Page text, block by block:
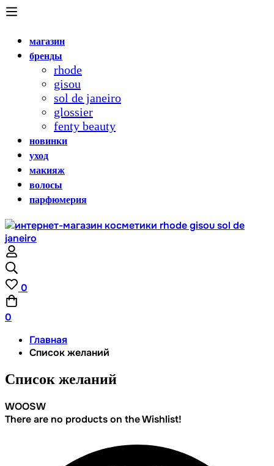
магазин
бренды
rhode
gisou
sol de janeiro
glossier
fenty beauty
новинки
уход
макияж
волосы
парфюмерия
0
0
Главная
Список желаний
Список желаний
WOOSW
There are no products on the Wishlist!